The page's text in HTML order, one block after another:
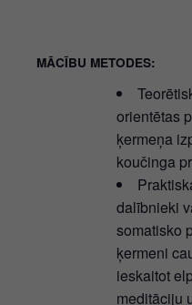
MĀCĪBU METODES:
orientētas
ķermeņa
koučinga
dalībnieki
somatisko
ķermeni
ieskaitot
meditāciju